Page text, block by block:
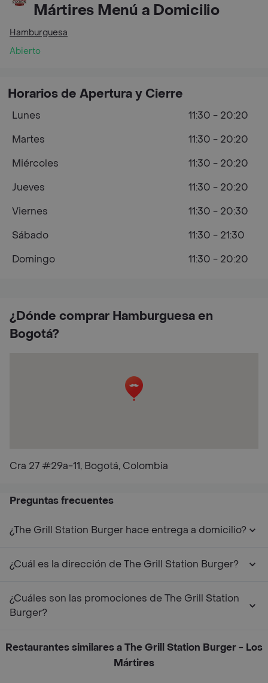
Mártires Menú a Domicilio
Hamburguesa
Abierto
¿Dónde comprar Hamburguesa en
Bogotá?
Cra 27 #29a-11, Bogotá, Colombia
Horarios de Apertura y Cierre
Lunes
11:30 - 20:20
Martes
11:30 - 20:20
Miércoles
11:30 - 20:20
Jueves
11:30 - 20:20
Viernes
11:30 - 20:30
Sábado
11:30 - 21:30
Domingo
11:30 - 20:20
Preguntas frecuentes
¿The Grill Station Burger hace entrega a domicilio?
¿Cuál es la dirección de The Grill Station Burger?
¿Cuáles son las promociones de The Grill Station
Burger?
Restaurantes similares a The Grill Station Burger - Los
Mártires